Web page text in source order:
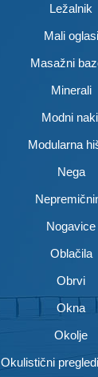
Ležalnik
Mali oglasi
Masažni
Minerali
Modni
Modularna
Nega
Nogavice
Oblačila
Obrvi
Okna
Okolje
Okulistični